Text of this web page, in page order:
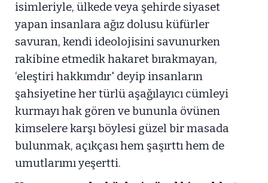
isimleriyle, ülkede veya şehirde siyaset
yapan insanlara ağız dolusu küfürler
savuran, kendi ideolojisini savunurken
rakibine etmedik hakaret bırakmayan,
‘eleştiri hakkımdır' deyip insanların
şahsiyetine her türlü aşağılayıcı cümleyi
kurmayı hak gören ve bununla övünen
kimselere karşı böylesi güzel bir masada
bulunmak, açıkçası hem şaşırttı hem de
umutlarımı yeşertti.